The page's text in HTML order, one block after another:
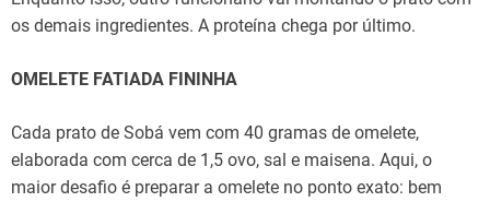
os demais ingredientes. A proteína chega por último.
OMELETE FATIADA FININHA
Cada prato de Sobá vem com 40 gramas de omelete,
elaborada com cerca de 1,5 ovo, sal e maisena. Aqui, o
maior desafio é preparar a omelete no ponto exato: bem